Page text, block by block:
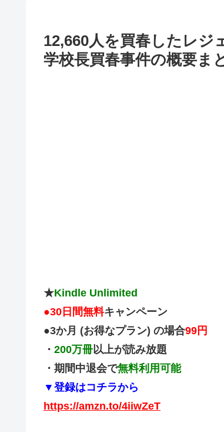
12,660人を買春したレジ
学校長買春事件の概要ま
★Kindle Unlimited
●30日間無料キャンペーン
●3か月 (お得なプラン) の場合99円
・ 200万冊以上が読み放題
・期間中退会で無料利用可能
▼登録はコチラから
https://amzn.to/4iiwZeT